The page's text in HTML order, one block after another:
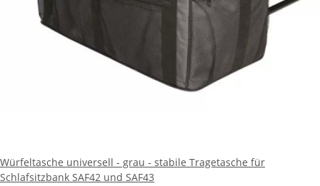
Würfeltasche universell - grau - stabile Tragetasche für
Schlafsitzbank SAF42 und SAF43